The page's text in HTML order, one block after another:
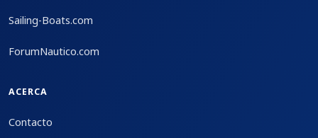
Sailing-Boats.com
ForumNautico.com
ACERCA
Contacto